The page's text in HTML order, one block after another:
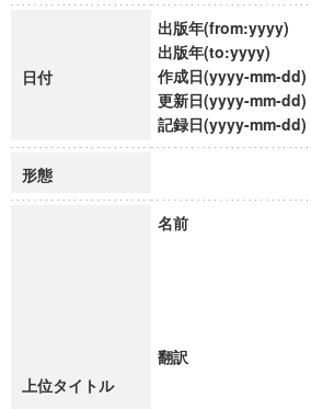
日付
出版年(from:yyyy)
出版年(to:yyyy)
作成日(yyyy-mm-dd)
更新日(yyyy-mm-dd)
記録日(yyyy-mm-dd)
形態
上位タイトル
名前
翻訳